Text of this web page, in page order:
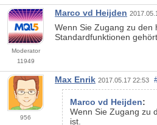
Moderator
11949
Marco vd Heijden
Wenn Sie Zugang zu den
Standardfunktionen gehört.
956
Max Enrik 2017.05.17 22:53
Marco vd Heijden:
Wenn Sie Zugang zu
ist.